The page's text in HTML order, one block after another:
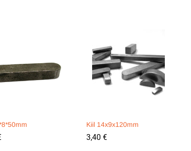
Kiil 14x9x120mm
3,40 €
3,40 €